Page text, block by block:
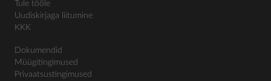
Tule tööle
Uudiskirjaga liitumine
KKK
Dokumendid
Müügitingimused
Privaatsustingimused